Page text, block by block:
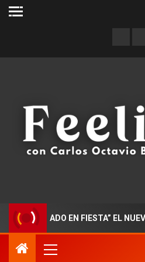
EN FIESTA” EL NUEVO